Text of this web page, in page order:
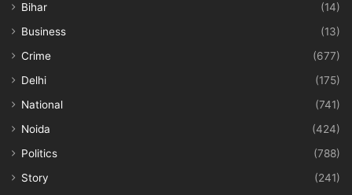
Bihar
(14)
Business
(13)
Crime
(677)
Delhi
(175)
National
(741)
Noida
(424)
Politics
(788)
Story
(241)